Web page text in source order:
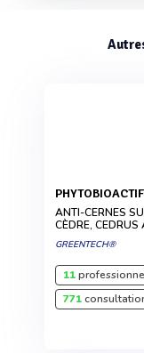
ANTI-CERNES
CÈDRE, CEDRUS
GREENTECH®
11
771